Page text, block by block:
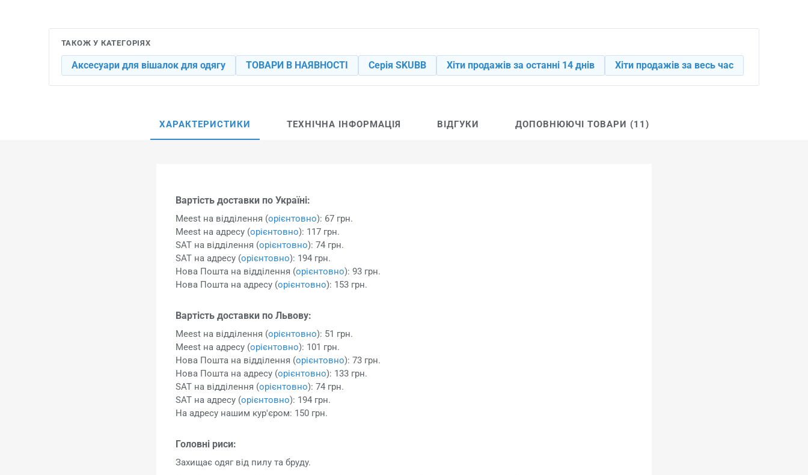
ТАКОЖ У КАТЕГОРІЯХ
Аксесуари для вішалок для одягу ТОВАРИ В НАЯВНОСТІ Серія SKUBB Хіти продажів за останні 14 днів Хіти продажів за весь час
ХАРАКТЕРИСТИКИ ТЕХНІЧНА ІНФОРМАЦІЯ ВІДГУКИ ДОПОВНЮЮЧІ ТОВАРИ (11)
Вартість доставки по Україні:
Meest на відділення (орієнтовно): 67 грн.
Meest на адресу (орієнтовно): 117 грн.
SAT на відділення (орієнтовно): 74 грн.
SAT на адресу (орієнтовно): 194 грн.
Нова Пошта на відділення (орієнтовно): 93 грн.
Нова Пошта на адресу (орієнтовно): 153 грн.
Вартість доставки по Львову:
Meest на відділення (орієнтовно): 51 грн.
Meest на адресу (орієнтовно): 101 грн.
Нова Пошта на відділення (орієнтовно): 73 грн.
Нова Пошта на адресу (орієнтовно): 133 грн.
SAT на відділення (орієнтовно): 74 грн.
SAT на адресу (орієнтовно): 194 грн.
На адресу нашим кур'єром: 150 грн.
Головні риси:
Захищає одяг від пилу та бруду.